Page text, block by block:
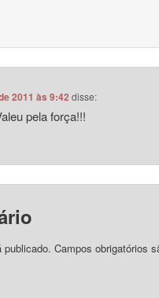
2011 às 9:42 disse:
pela força!!!
publicado. Campos obrigatórios